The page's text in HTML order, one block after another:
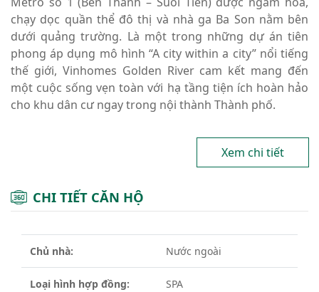
chạy dọc quần thể đô thị và nhà ga Ba Son nằm bên
dưới quảng trường. Là một trong những dự án tiên
phong áp dụng mô hình “A city within a city” nổi tiếng
thế giới, Vinhomes Golden River cam kết mang đến
một cuộc sống vẹn toàn với hạ tầng tiện ích hoàn hảo
cho khu dân cư ngay trong nội thành Thành phố.
Xem chi tiết
CHI TIẾT CĂN HỘ
Chủ nhà: Nước ngoài
Loại hình hợp đồng: SPA